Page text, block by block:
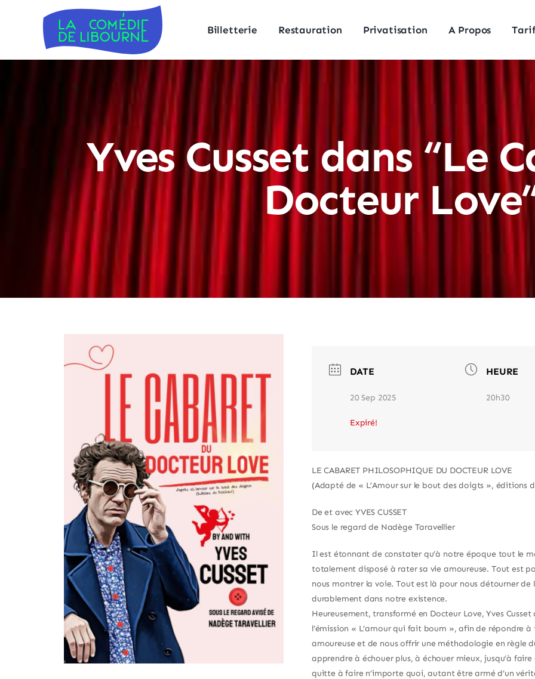
Billetterie Restauration Privatisation A Propos
Yves Cusset dans “Le
Docteur
DATE
20 Sep 2025
Expiré!
HEURE
20h30
LE CABARET PHILOSOPHIQUE DU DOCTEUR LOVE
(Adapté de « L’Amour sur le bout des doigts », éditions
De et avec YVES CUSSET
Sous le regard de Nadège Taravellier
Il est étonnant de constater qu’à notre époque tout le
totalement disposé à rater sa vie amoureuse. Tout est
nous montrer la voie. Tout est là pour nous détourner de
durablement dans notre existence.
Heureusement, transformé en Docteur Love, Yves
l’émission « L’amour qui fait boum », afin de répondre
amoureuse et de nous offrir une méthodologie en règle
apprendre à échouer plus, à échouer mieux, jusqu’à
quitte à faire n’importe quoi, autant être armé d’un